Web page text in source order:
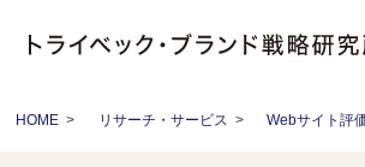
HOME > リサーチ・サービス > Webサイト評